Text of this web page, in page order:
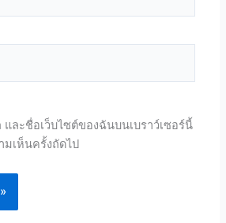
ละชื่อเว็บไซต์ของฉันบนเบราว์เซอร์นี้
มเห็นครั้งถัดไป